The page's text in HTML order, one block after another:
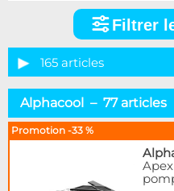
articles
Catégorie
Pompes D5 & DDC
Pompes Autres
Combos Réservoir+Pompe
Distributeurs
Filtrer
165 articles
Alphacool – 77 articles
Promotion -33 %